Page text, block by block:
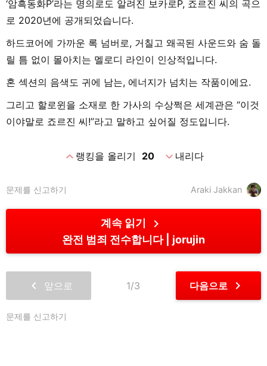
‘암흑동화P’라는 명의로도 알려진 보카로P, 죠르진 씨의 곡으
로 2020년에 공개되었습니다.
하드코어에 가까운 록 넘버로, 거칠고 왜곡된 사운드와 숨 돌
릴 틈 없이 몰아치는 멜로디 라인이 인상적입니다.
혼 섹션의 음색도 귀에 남는, 에너지가 넘치는 작품이에요.
그리고 할로윈을 소재로 한 가사의 수상쩍은 세계관은 “이것
이야말로 죠르진 씨!”라고 말하고 싶어질 정도입니다.
expand_less랭킹을 올리기 20 expand_more내리다
Araki Jakkan
문제를 신고하기
계속 읽기 chevron_right
완전 범죄 전수합니다 jorujin
chevron_left 앞으로 1/3 다음으로 chevron_right
문제를 신고하기